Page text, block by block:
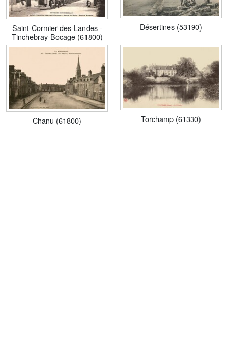
Saint-Cormier-des-Landes -
Tinchebray-Bocage (61800)
Désertines (53190)
Chanu (61800) Torchamp (61330)